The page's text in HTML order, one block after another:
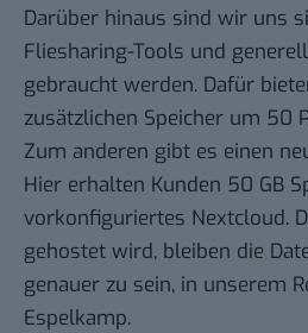
Darüber hinaus sind wir uns
Fliesharing-Tools und
gebraucht werden. Dafür
zusätzlichen Speicher um 50
Zum anderen gibt es einen
Hier erhalten Kunden 50 GB
vorkonfiguriertes Nextcloud.
gehostet wird, bleiben die
genauer zu sein, in unserem
Espelkamp.